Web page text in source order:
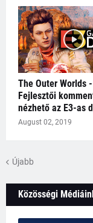
The Outer Worlds -
Fejlesztői
nézhető az E3-as
August 02, 2019
Újabb
Közösségi